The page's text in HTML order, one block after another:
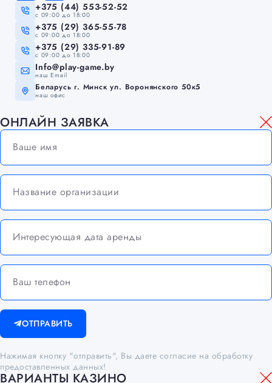
+375 (44) 553-52-52
c 09:00 до 18:00
+375 (29) 365-55-78
c 09:00 до 18:00
+375 (29) 335-91-89
c 09:00 до 18:00
Info@play-game.by
наш Email
Беларусь г. Минск ул. Воронянского 50к5
наш офис
ОНЛАЙН ЗАЯВКА
ОТПРАВИТЬ
Нажимая кнопку "отправить", Вы даете согласие на обработку
предоставленных данных!
ВАРИАНТЫ КАЗИНО